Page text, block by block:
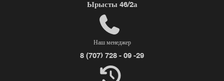
Ырысты 46/2а
Наш менеджер
8 (707) 728 - 09 -29